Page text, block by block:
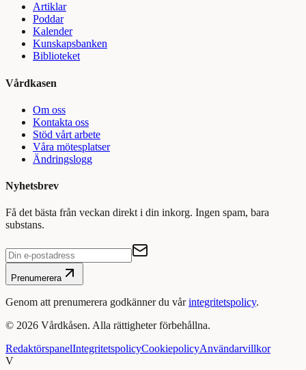
Artiklar
Poddar
Kalender
Kunskapsbanken
Biblioteket
Vårdkasen
Om oss
Kontakta oss
Stöd vårt arbete
Våra mötesplatser
Ändringslogg
Nyhetsbrev
Få det bästa från veckan direkt i din inkorg. Ingen spam, bara
substans.
Prenumerera
Genom att prenumerera godkänner du vår integritetspolicy.
© 2026 Vårdkåsen. Alla rättigheter förbehållna.
RedaktörspanelIntegritetspolicyCookiepolicyAnvändarvillkor
V